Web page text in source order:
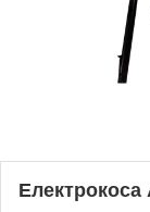
Електрокоса